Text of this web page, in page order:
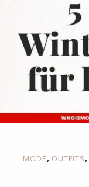
MODE, OUTFITS,